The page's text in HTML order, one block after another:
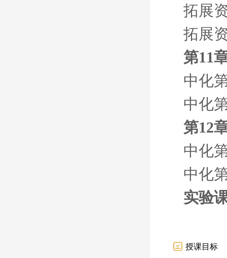
拓展
拓展
第11
中化
中化
第12
中化
中化
实验
授课目标